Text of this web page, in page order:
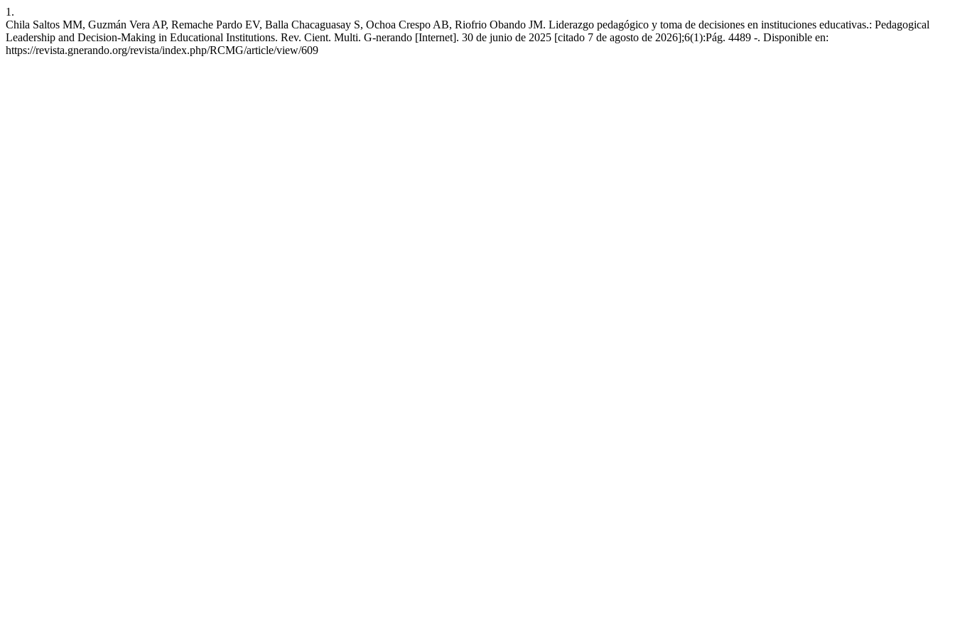
1.
Chila Saltos MM, Guzmán Vera AP, Remache Pardo EV, Balla Chacaguasay S, Ochoa Crespo AB, Riofrio Obando JM. Liderazgo pedagógico y toma de decisiones en instituciones educativas.: Pedagogical
Leadership and Decision-Making in Educational Institutions. Rev. Cient. Multi. G-nerando [Internet]. 30 de junio de 2025 [citado 7 de agosto de 2026];6(1):Pág. 4489 -. Disponible en:
https://revista.gnerando.org/revista/index.php/RCMG/article/view/609